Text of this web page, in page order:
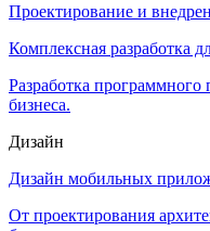
Проектирование и
Комплексная разработка
Разработка программного
бизнеса.
Дизайн
Дизайн мобильных
От проектирования